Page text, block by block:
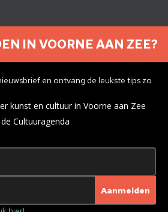
aanmelden
IN VOORNE AAN ZEE?
en ontvang de leukste tips zo
kunst en cultuur in Voorne aan Zee
Cultuuragenda